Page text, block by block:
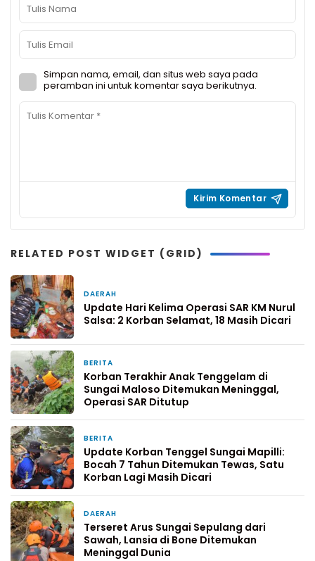
Simpan nama, email, dan situs web saya pada
peramban ini untuk komentar saya berikutnya.
RELATED POST WIDGET (GRID)
DAERAH
Update Hari Kelima Operasi SAR KM Nurul
Salsa: 2 Korban Selamat, 18 Masih Dicari
BERITA
Korban Terakhir Anak Tenggelam di
Sungai Maloso Ditemukan Meninggal,
Operasi SAR Ditutup
BERITA
Update Korban Tenggel Sungai Mapilli:
Bocah 7 Tahun Ditemukan Tewas, Satu
Korban Lagi Masih Dicari
DAERAH
Terseret Arus Sungai Sepulang dari
Sawah, Lansia di Bone Ditemukan
Meninggal Dunia